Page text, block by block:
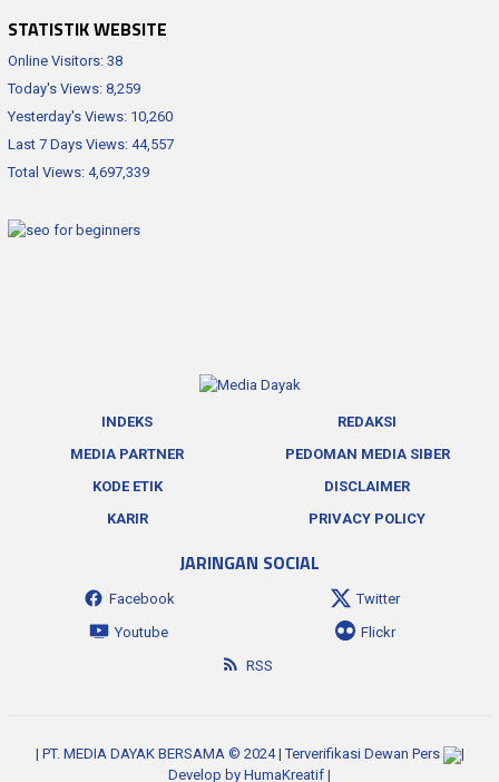
STATISTIK WEBSITE
Online Visitors: 38
Today's Views: 8,259
Yesterday's Views: 10,260
Last 7 Days Views: 44,557
Total Views: 4,697,339
INDEKS
REDAKSI
MEDIA PARTNER
PEDOMAN MEDIA SIBER
KODE ETIK
DISCLAIMER
KARIR
PRIVACY POLICY
JARINGAN SOCIAL
Facebook
Twitter
Youtube
Flickr
RSS
| PT. MEDIA DAYAK BERSAMA © 2024 | Terverifikasi Dewan Pers
|
Develop by HumaKreatif |